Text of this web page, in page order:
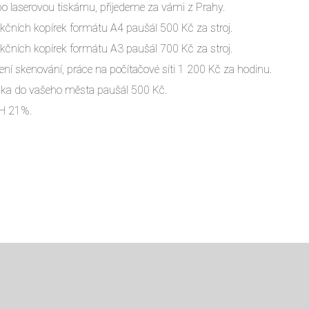
laserovou tiskárnu, přijedeme za vámi z Prahy.
kopírek formátu A4 paušál 500 Kč za stroj.
kopírek formátu A3 paušál 700 Kč za stroj.
skenování, práce na počítačové síti 1 200 Kč za hodinu.
do vašeho města paušál 500 Kč.
21%.